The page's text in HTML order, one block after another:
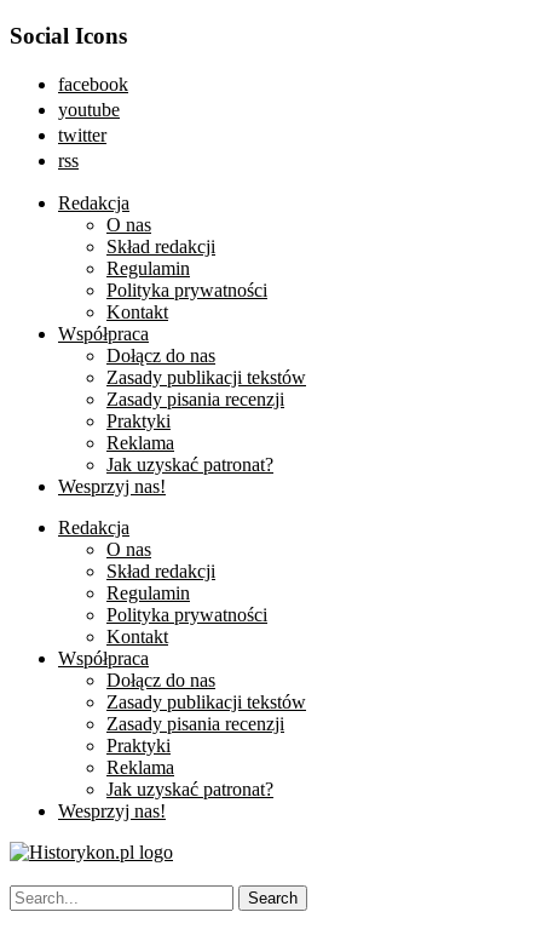
Social Icons
facebook
youtube
twitter
rss
Redakcja
O nas
Skład redakcji
Regulamin
Polityka prywatności
Kontakt
Współpraca
Dołącz do nas
Zasady publikacji tekstów
Zasady pisania recenzji
Praktyki
Reklama
Jak uzyskać patronat?
Wesprzyj nas!
Redakcja
O nas
Skład redakcji
Regulamin
Polityka prywatności
Kontakt
Współpraca
Dołącz do nas
Zasady publikacji tekstów
Zasady pisania recenzji
Praktyki
Reklama
Jak uzyskać patronat?
Wesprzyj nas!